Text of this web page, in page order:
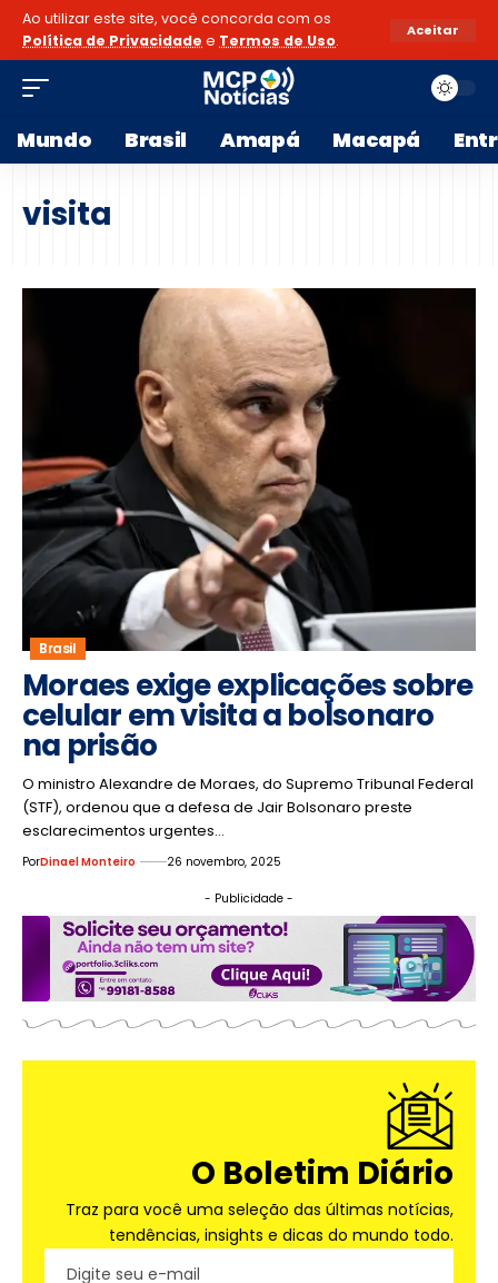
Ao utilizar este site, você concorda com os
Política de Privacidade e Termos de Uso.
Aceitar
Mundo Brasil Amapá Macapá
visita
Brasil
Moraes exige explicações sobre
celular em visita a bolsonaro
na prisão
O ministro Alexandre de Moraes, do Supremo Tribunal Federal
(STF), ordenou que a defesa de Jair Bolsonaro preste
esclarecimentos urgentes…
PorDinael Monteiro 26 novembro, 2025
- Publicidade -
O Boletim Diário
Traz para você uma seleção das últimas notícias,
tendências, insights e dicas do mundo todo.